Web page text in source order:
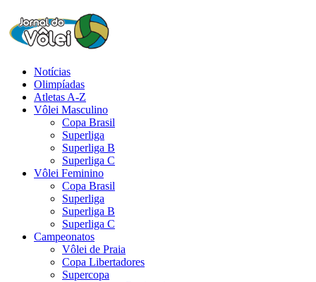
Notícias
Olimpíadas
Atletas A-Z
Vôlei Masculino
Copa Brasil
Superliga
Superliga B
Superliga C
Vôlei Feminino
Copa Brasil
Superliga
Superliga B
Superliga C
Campeonatos
Vôlei de Praia
Copa Libertadores
Supercopa